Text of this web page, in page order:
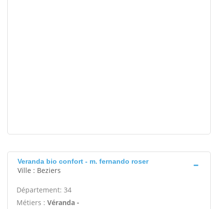
Veranda bio confort - m. fernando roser
Ville : Beziers
Département: 34
Métiers : Véranda -